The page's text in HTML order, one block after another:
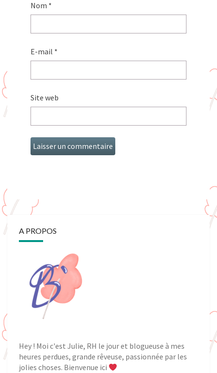
Nom *
E-mail *
Site web
A PROPOS
Hey ! Moi c'est Julie, RH le jour et blogueuse à mes
heures perdues, grande rêveuse, passionnée par les
jolies choses. Bienvenue ici